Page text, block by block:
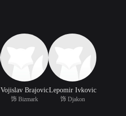
Vojislav Brajovic
饰 Bizmark
Lepomir Ivkovic
饰 Djakon